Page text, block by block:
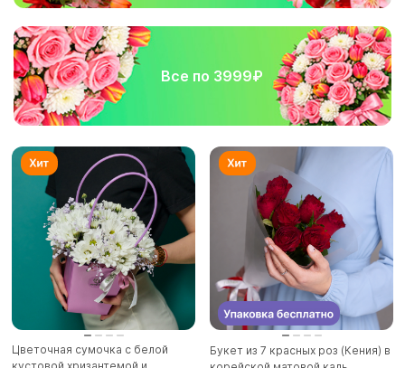
Все по 3999₽
Цветочная сумочка с белой
Букет из 7 красных роз (Кения) в